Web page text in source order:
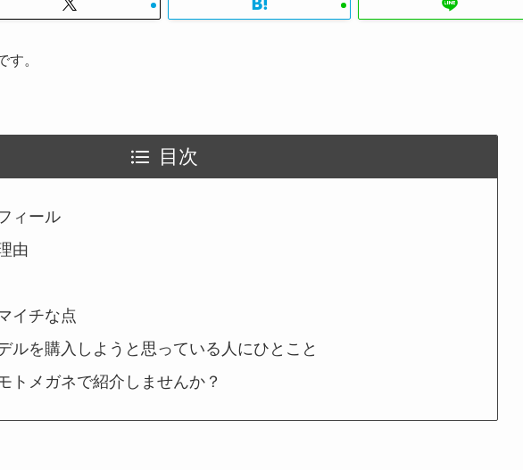
。
目次
ィール
由
イチな点
ルを購入しようと思っている人にひとこと
トメガネで紹介しませんか？